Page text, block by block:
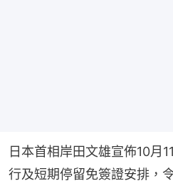
日本首相岸田文雄宣佈10月
行及短期停留免簽證安排，